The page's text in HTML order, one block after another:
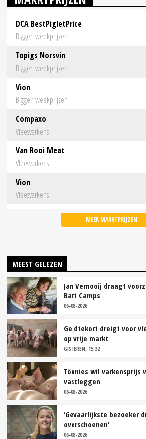
DCA BestPigletPrice
Biggen weekprijzen
Topigs Norsvin
Biggen weekprijzen
Vion
Biggen weekprijzen
Compaxo
Vleesvarkens
Van Rooi Meat
Vleesvarkens
Vion
Vleesvarkens
MEER MARKTPRIJZEN
MEEST GELEZEN
Jan Vernooij draagt
Bart Camps
06-08-2026
Geldtekort dreigt voor
op vrije markt
GISTEREN, 15:32
Tönnies wil varkensprijs
vastleggen
06-08-2026
‘Gevaarlijkste bezoeker
overschoenen’
06-08-2026